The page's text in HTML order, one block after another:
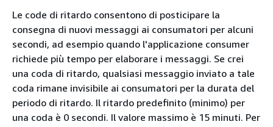
Le code di ritardo consentono di posticipare la
consegna di nuovi messaggi ai consumatori per alcuni
secondi, ad esempio quando l'applicazione consumer
richiede più tempo per elaborare i messaggi. Se crei
una coda di ritardo, qualsiasi messaggio inviato a tale
coda rimane invisibile ai consumatori per la durata del
periodo di ritardo. Il ritardo predefinito (minimo) per
una coda è 0 secondi. Il valore massimo è 15 minuti. Per